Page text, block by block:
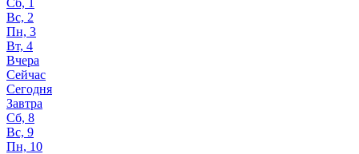
Сб, 1
Вс, 2
Пн, 3
Вт, 4
Вчера
Сейчас
Сегодня
Завтра
Сб, 8
Вс, 9
Пн, 10